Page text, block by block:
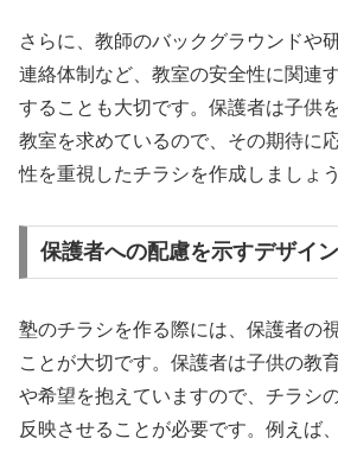
さらに、教師のバックグラウンドや
連絡体制など、教室の安全性に関連
することも大切です。保護者は子供
教室を求めているので、その期待に
性を重視したチラシを作成しましょう
保護者への配慮を示すデザイ
塾のチラシを作る際には、保護者の
ことが大切です。保護者は子供の教
や希望を抱えていますので、チラシ
反映させることが必要です。例えば